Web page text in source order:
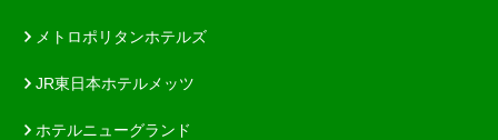
メトロポリタンホテルズ
JR東日本ホテルメッツ
ホテルニューグランド